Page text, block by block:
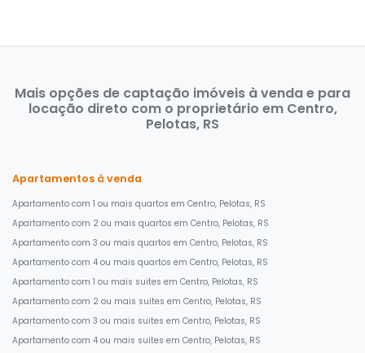
Mais opções de captação imóveis à venda e para
locação direto com o proprietário em Centro,
Pelotas, RS
Apartamentos à venda
Apartamento com 1 ou mais quartos em Centro, Pelotas, RS
Apartamento com 2 ou mais quartos em Centro, Pelotas, RS
Apartamento com 3 ou mais quartos em Centro, Pelotas, RS
Apartamento com 4 ou mais quartos em Centro, Pelotas, RS
Apartamento com 1 ou mais suites em Centro, Pelotas, RS
Apartamento com 2 ou mais suites em Centro, Pelotas, RS
Apartamento com 3 ou mais suites em Centro, Pelotas, RS
Apartamento com 4 ou mais suites em Centro, Pelotas, RS